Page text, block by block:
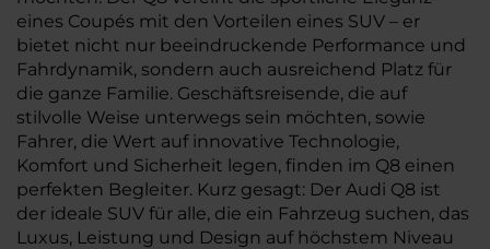
eines Coupés mit den Vorteilen eines SUV – er
bietet nicht nur beeindruckende Performance und
Fahrdynamik, sondern auch ausreichend Platz für
die ganze Familie. Geschäftsreisende, die auf
stilvolle Weise unterwegs sein möchten, sowie
Fahrer, die Wert auf innovative Technologie,
Komfort und Sicherheit legen, finden im Q8 einen
perfekten Begleiter. Kurz gesagt: Der Audi Q8 ist
der ideale SUV für alle, die ein Fahrzeug suchen, das
Luxus, Leistung und Design auf höchstem Niveau